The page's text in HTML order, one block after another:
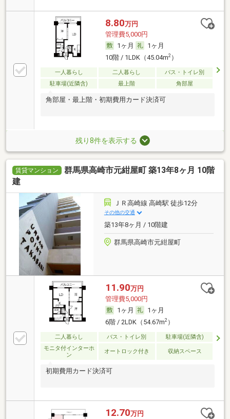
8.80万円
管理費5,000円
1ヶ月
1ヶ月
10階 / 1LDK（45.04m2）
一人暮らし 二人暮らし
バス・トイレ別
駐車場(近隣含)
最上階 角部屋
角部屋・最上階・初期費用カード決済可
残り8件を表示する
賃貸マンション
群馬県高崎市元紺屋町 築13年8ヶ月 10階
建
ＪＲ高崎線 高崎駅 徒歩12分
その他の交通
築13年8ヶ月 / 10階建
群馬県高崎市元紺屋町
11.90万円
管理費5,000円
1ヶ月
1ヶ月
6階 / 2LDK（54.67m2）
二人暮らし バス・トイレ別
駐車場(近隣含)
モニタ付インターホ
ン
オートロック付き 収納スペース
初期費用カード決済可
12.70万円